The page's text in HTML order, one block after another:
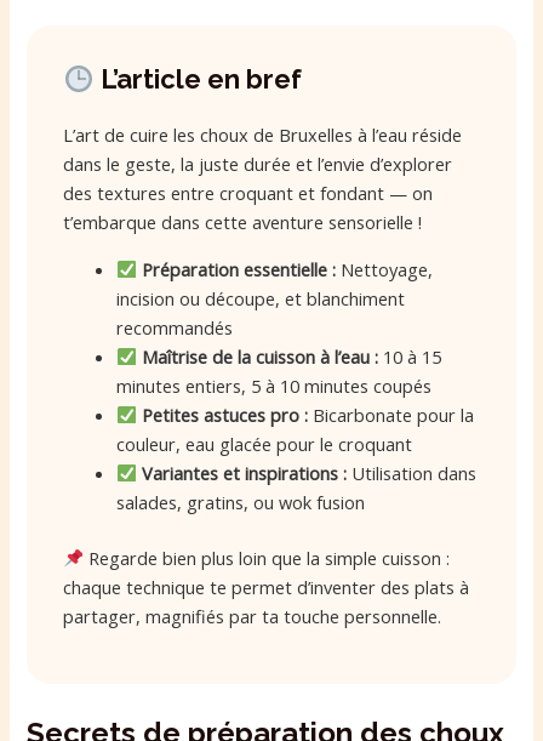
L’article en bref
L’art de cuire les choux de Bruxelles à l’eau réside
dans le geste, la juste durée et l’envie d’explorer
des textures entre croquant et fondant — on
t’embarque dans cette aventure sensorielle !
Préparation essentielle :Nettoyage,
incision ou découpe, et blanchiment
recommandés
Maîtrise de la cuisson à l’eau :10 à 15
minutes entiers, 5 à 10 minutes coupés
Petites astuces pro :Bicarbonate pour la
couleur, eau glacée pour le croquant
Variantes et inspirations :Utilisation dans
salades, gratins, ou wok fusion
Regarde bien plus loin que la simple cuisson :
chaque technique te permet d’inventer des plats à
partager, magnifiés par ta touche personnelle.
Secrets de préparation des choux